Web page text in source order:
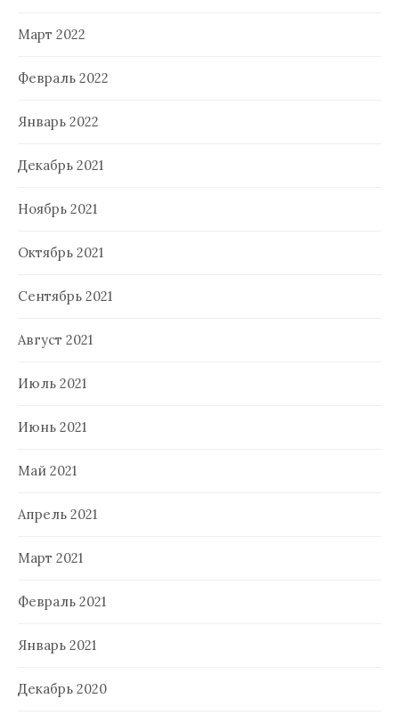
Март 2022
Февраль 2022
Январь 2022
Декабрь 2021
Ноябрь 2021
Октябрь 2021
Сентябрь 2021
Август 2021
Июль 2021
Июнь 2021
Май 2021
Апрель 2021
Март 2021
Февраль 2021
Январь 2021
Декабрь 2020